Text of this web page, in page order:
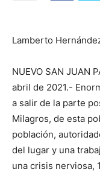
Lamberto
NUEVO SAN JUAN
abril de 2021.-
a salir de la parte
Milagros, de esta
población,
del lugar y una
una crisis nerviosa,